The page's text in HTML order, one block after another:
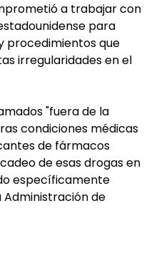
a trabajar con
para
procedimientos que
irregularidades en el
"fuera de la
condiciones médicas
de fármacos
de esas drogas en
específicamente
de